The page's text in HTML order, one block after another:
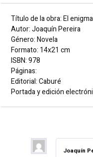
Título de la obra: El
Autor: Joaquín Pereira
Género: Novela
Formato: 14x21 cm
ISBN: 978
Páginas:
Editorial: Caburé
Portada y edición
Joaquín